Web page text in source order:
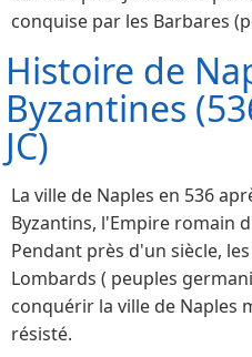
conquise par les Barbares
Histoire de
Byzantines
JC)
La ville de Naples en 536
Byzantins, l'Empire romain
Pendant près d'un siècle,
Lombards ( peuples
conquérir la ville de Naples
résisté.